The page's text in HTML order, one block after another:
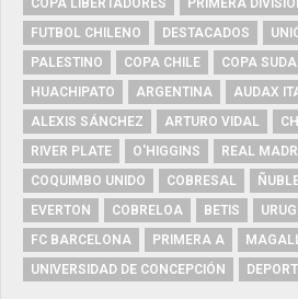
COPA LIBERTADORES
PRIMERA
FUTBOL CHILENO
DESTACADOS
PALESTINO
COPA CHILE
COPA
HUACHIPATO
ARGENTINA
AUDAX
ALEXIS SÁNCHEZ
ARTURO VIDAL
RIVER PLATE
O'HIGGINS REAL
COQUIMBO UNIDO
COBRESAL
EVERTON
COBRELOA BETIS
FC BARCELONA
PRIMERA A
UNIVERSIDAD DE CONCEPCIÓN